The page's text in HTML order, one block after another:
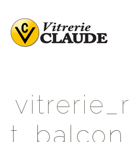
vitrerie r
t
balcon